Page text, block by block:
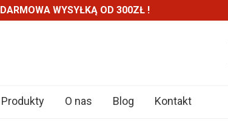
DARMOWA WYSYŁKĄ OD 300ZŁ !
Produkty O nas Blog Kontakt